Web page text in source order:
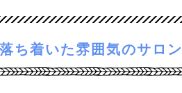
ち着いた雰囲気のサロ